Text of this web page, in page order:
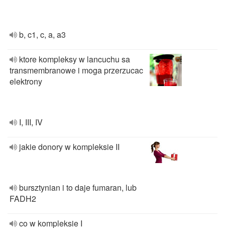
b, c1, c, a, a3
ktore kompleksy w lancuchu sa
transmembranowe i moga przerzucac
elektrony
I, III, IV
jakie donory w kompleksie II
bursztynian i to daje fumaran, lub
FADH2
co w kompleksie I